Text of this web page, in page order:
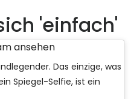
'einfach'
ansehen
Das einzige, was
Spiegel-Selfie, ist ein